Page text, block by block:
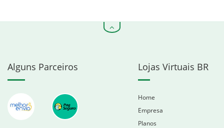
Alguns Parceiros Lojas Virtuais BR
Home
Empresa
Planos